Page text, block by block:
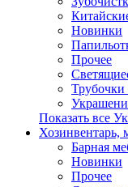
Новинки
Прочее
Показать все
Хозинвентарь,
Барная
Новинки
Прочее